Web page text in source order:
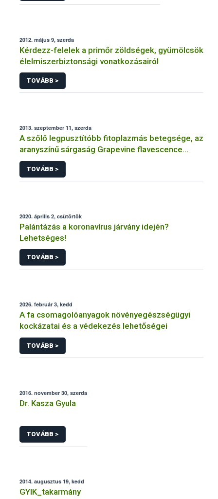
2012. május 9, szerda
Kérdezz-felelek a primőr zöldségek, gyümölcsök
élelmiszerbiztonsági vonatkozásairól
TOVÁBB >
2013. szeptember 11, szerda
A szőlő legpusztítóbb fitoplazmás betegsége, az
aranyszínű sárgaság Grapevine flavescence
dorée (FD)
TOVÁBB >
2020. április 2, csütörtök
Palántázás a koronavírus járvány idején?
Lehetséges!
TOVÁBB >
2026. február 3, kedd
A fa csomagolóanyagok növényegészségügyi
kockázatai és a védekezés lehetőségei
TOVÁBB >
2016. november 30, szerda
Dr. Kasza Gyula
TOVÁBB >
2014. augusztus 19, kedd
GYIK_takarmány